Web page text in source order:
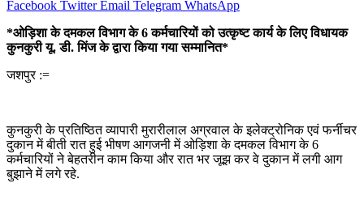
Facebook Twitter Email Telegram WhatsApp
*ओड़िशा के दमकल विभाग के 6 कर्मचारियों को उत्कृष्ट कार्य के लिए विधायक
कुनकुरी यू. डी. मिंज के द्वारा किया गया सम्मानित*
जशपुर :=
कुनकुरी के प्रतिष्ठित व्यापारी मुरारीलाल अग्रवाल के इलेक्ट्रोनिक एवं फर्नीचर
दुकान में बीती रात हुई भीषण आगजनी में ओड़िशा के दमकल विभाग के 6
कर्मचारियों ने बेहतरीन काम किया और रात भर जूझ कर वे दुकान में लगी आग
बुझाने में लगे रहे.